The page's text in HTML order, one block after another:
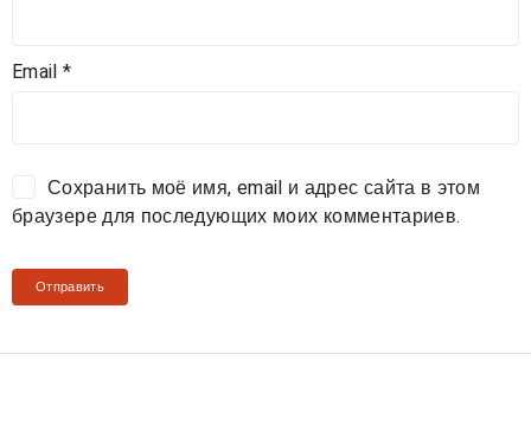
Email*
Сохранить моё имя, email и адрес сайта в этом
браузере для последующих моих комментариев.